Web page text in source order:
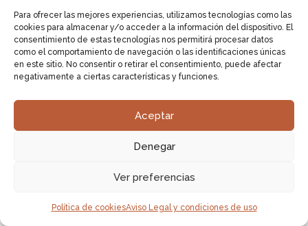
Para ofrecer las mejores experiencias, utilizamos tecnologías como las
cookies para almacenar y/o acceder a la información del dispositivo. El
consentimiento de estas tecnologías nos permitirá procesar datos
como el comportamiento de navegación o las identificaciones únicas
en este sitio. No consentir o retirar el consentimiento, puede afectar
negativamente a ciertas características y funciones.
Aceptar
Denegar
Ver preferencias
Política de cookiesAviso Legal y condiciones de uso